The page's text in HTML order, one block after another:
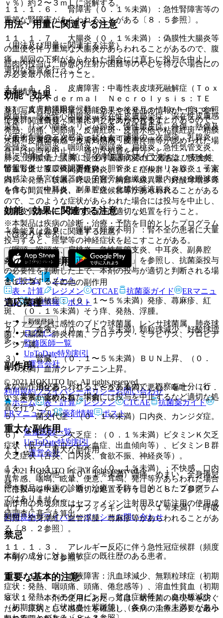
１１．１．６． 腎障害（０．１％未満）：急性腎障害等の
重篤な腎障害があらわれることがある〔８．５参照〕。
１１．１．７． 大腸炎（０．１％未満）：偽膜性大腸炎等
の血便を伴う重篤な大腸炎があらわれることがあるので、腹
痛、頻回の下痢があらわれた場合には直ちに投与を中止し、
適切な処置を行うこと。
１１．１．８． 皮膚障害：中毒性表皮壊死融解症（Ｔｏｘ
ｉｃ Ｅｐｉｄｅｒｍａｌ Ｎｅｃｒｏｌｙｓｉｓ：ＴＥ
Ｎ）、皮膚粘膜眼症候群（Ｓｔｅｖｅｎｓ−Ｊｏｈｎｓｏｎ
症候群）（各０．１％未満）があらわれることがあるので、
発熱、頭痛、関節痛、皮膚紅斑・皮膚水疱や粘膜紅斑・粘膜
水疱、皮膚緊張感・皮膚灼熱感・皮膚疼痛等が認められた場
合には投与を中止し、適切な処置を行うこと。
１１．１．９． 間質性肺炎、ＰＩＥ症候群（各０．１％未
満）：発熱、咳嗽、呼吸困難、胸部Ｘ線異常、好酸球増多等
を伴う間質性肺炎、ＰＩＥ症候群等があらわれることがある
ので、このような症状があらわれた場合には投与を中止し、
副腎皮質ホルモン剤の投与等の適切な処置を行うこと。
１１．１．１０． 痙攣（頻度不明）：腎不全の患者に大量
投与すると、痙攣等の神経症状を起こすことがある。
その他の副作用
１１．２． その他の副作用
１）． 過敏症：（０．１〜５％未満）発疹、蕁麻疹、紅
斑、（０．１％未満）そう痒、発熱、浮腫。
２）． 血液：（０．１〜５％未満）顆粒球減少、好酸球増
多。
３）． 腎臓：（０．１〜５％未満）ＢＵＮ上昇、（０．
１％未満）血清クレアチニン上昇。
４）． 消化器：（０．１〜５％未満）悪心、嘔吐、（０．
１％未満）食欲不振、下痢。
５）． 菌交代症：（０．１％未満）口内炎、カンジダ症。
６）． ビタミン欠乏症：（０．１％未満）ビタミンＫ欠乏
症状（低プロトロンビン血症、出血傾向等）、ビタミンＢ群
欠乏症状（舌炎、口内炎、食欲不振、神経炎等）。
７）． その他：（０．１％未満）頭痛、めまい、全身倦怠
感。
副作用の発現頻度はセファメジン注射用及び筋注用の使用成
績調査に基づき算出。
禁忌
本剤の成分に対し過敏症の既往歴のある患者。
重要な基本的注意
８．１． 本剤の使用にあたっては、耐性菌の発現等を防ぐ
ため、原則として感受性を確認し、疾病の治療上必要な最小
ｖ％）約２〜３ｍＬに溶解する。
用法・用量に関連する注意
（用法及び用量に関連する注意）
筋肉内投与は、静脈内注射が困難等のやむを得ない場合にの
み必要最小限に行うこと。
効能・効果
敗血症、感染性心内膜炎、表在性皮膚感染症、深在性皮膚感
染症、リンパ管炎・リンパ節炎、慢性膿皮症、外傷・熱傷及
び手術創等の二次感染、びらん・潰瘍の二次感染、乳腺炎、
骨髄炎、関節炎、咽頭炎・喉頭炎、扁桃炎、急性気管支炎、
肺炎、肺膿瘍、膿胸、慢性呼吸器病変の二次感染、膀胱炎、
腎盂腎炎、腹膜炎、胆嚢炎、胆管炎、バルトリン腺炎、子宮
内感染、子宮付属器炎、子宮旁結合織炎、眼内炎（全眼球炎
を含む）、中耳炎、副鼻腔炎、化膿性唾液腺炎。
効能・効果に関連する注意
（効能又は効果に関連する注意）
〈咽頭・喉頭炎、扁桃炎、急性気管支炎、中耳炎、副鼻腔
炎〉「抗微生物薬適正使用の手引き」を参照し、抗菌薬投与
の必要性を判断した上で、本剤の投与が適切と判断される場
合に投与すること。
適応菌種
セファゾリンに感性のブドウ球菌属、レンサ球菌属、肺炎球
菌、大腸菌、肺炎桿菌、プロテウス・ミラビリス、プロビデ
ンシア属。
副作用
次の副作用があらわれることがあるので、観察を十分に行
い、異常が認められた場合には投与を中止するなど適切な処
置を行うこと。
重大な副作用
１１．１． 重大な副作用
１１．１．１． ショック（０．１％未満）：不快感、口内
異常感、喘鳴、眩暈、便意、耳鳴、発汗等があらわれた場合
には投与を中止し、適切な処置を行うこと〔８．２参照〕。
１１．１．２． アナフィラキシー（０．１％未満）：呼吸
困難、全身潮紅、血管浮腫、蕁麻疹等があらわれることがあ
る〔８．２参照〕。
１１．１．３． アレルギー反応に伴う急性冠症候群（頻度
不明）〔８．２参照〕。
１１．１．４． 血液障害：汎血球減少、無顆粒球症（初期
症状：発熱、咽頭痛、頭痛、倦怠感等）、溶血性貧血（初期
症状：発熱、ヘモグロビン尿、貧血症状等）、血小板減少
（初期症状：点状出血、紫斑等）（各０．１％未満）があら
薬剤情報
薬剤写真、用法用量、効能効果や後発品の情報が一度に参照
でき、関連情報へ簡単にアクセスができます。
一般名、製品名どちらでも検索可能！
※ ご使用いただく際に、必ず最新の添付文書および安全性
情報も併せてご確認下さい。
※本製品は疾病の診断・治療・予防を目的としたプログラム
ではありません。
ホーム
ノート
表・計算
レジメン CTCAE 抗菌薬ガイド
ERマニュ
アル
薬剤情報 ポスト
新規登録
ログイン
監修医師一覧
UpToDate特別割引
運営会社
© 2021 HOKUTO Inc. All rights reserved.
利用規約プライバシーポリシーお問い合わせ
ホーム
表・計算 レジメン CTCAE
抗菌薬ガイド
ERマニュアル
薬剤情報 ポスト
監修医師一覧
UpToDate特別割引
運営会社
© 2021 HOKUTO Inc. All rights reserved.
※本製品は疾病の診断・治療・予防を目的としたプログラム
ではありません。
利用規約プライバシーポリシーお問い合わせ